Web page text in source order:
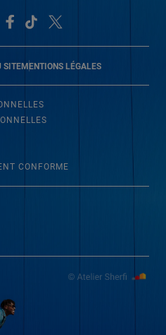
SITEMENTIONS LÉGALES
CONFORME